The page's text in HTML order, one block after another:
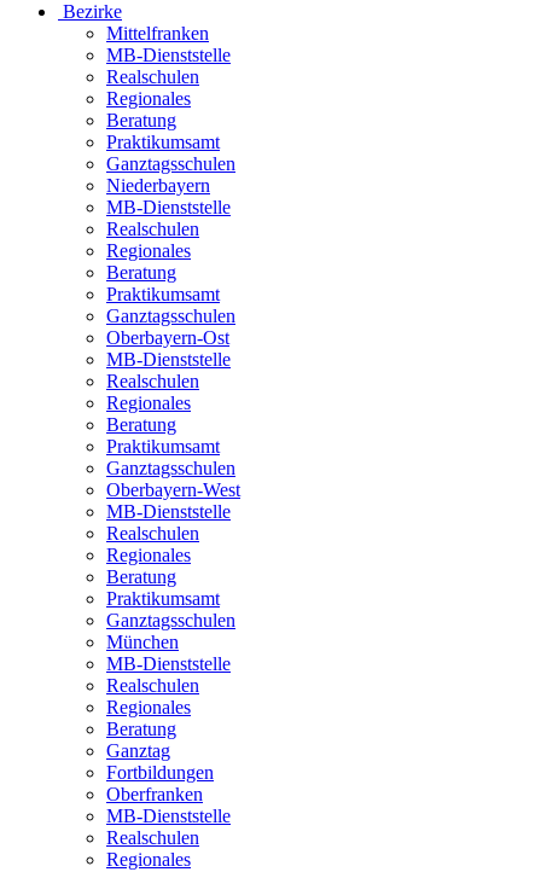
Bezirke
Mittelfranken
MB-Dienststelle
Realschulen
Regionales
Beratung
Praktikumsamt
Ganztagsschulen
Niederbayern
MB-Dienststelle
Realschulen
Regionales
Beratung
Praktikumsamt
Ganztagsschulen
Oberbayern-Ost
MB-Dienststelle
Realschulen
Regionales
Beratung
Praktikumsamt
Ganztagsschulen
Oberbayern-West
MB-Dienststelle
Realschulen
Regionales
Beratung
Praktikumsamt
Ganztagsschulen
München
MB-Dienststelle
Realschulen
Regionales
Beratung
Ganztag
Fortbildungen
Oberfranken
MB-Dienststelle
Realschulen
Regionales